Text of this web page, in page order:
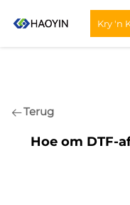
Kry 'n
Terug
Hoe om DTF-